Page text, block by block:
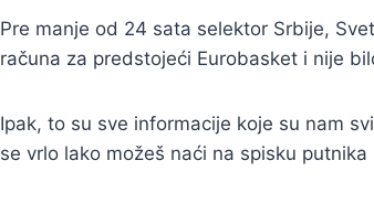
Pre manje od 24 sata selektor Srbije,
računa za predstojeći Eurobasket i nije
Ipak, to su sve informacije koje su nam
se vrlo lako možeš naći na spisku putnika